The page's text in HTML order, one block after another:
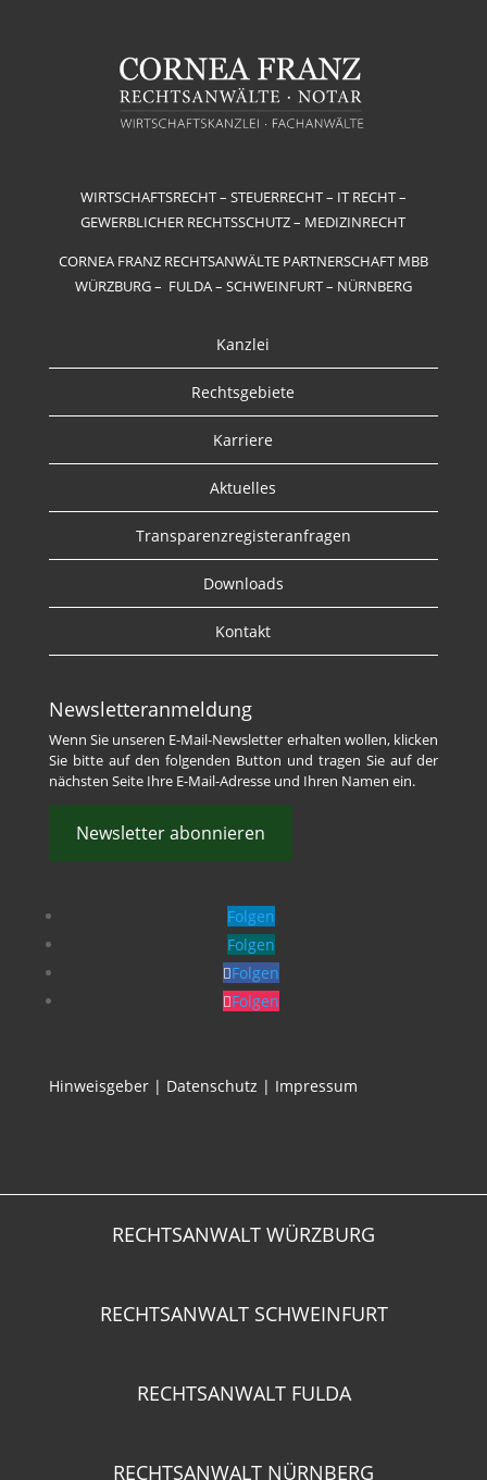
WIRTSCHAFTSRECHT – STEUERRECHT – IT RECHT –
GEWERBLICHER RECHTSSCHUTZ – MEDIZINRECHT
CORNEA FRANZ RECHTSANWÄLTE PARTNERSCHAFT MBB
WÜRZBURG – FULDA – SCHWEINFURT – NÜRNBERG
Kanzlei
Rechtsgebiete
Karriere
Aktuelles
Transparenzregisteranfragen
Downloads
Kontakt
Newsletteranmeldung
Wenn Sie unseren E-Mail-Newsletter erhalten wollen, klicken
Sie bitte auf den folgenden Button und tragen Sie auf der
nächsten Seite Ihre E-Mail-Adresse und Ihren Namen ein.
Newsletter abonnieren
Folgen
Folgen
Folgen
Folgen
Hinweisgeber| Datenschutz | Impressum
RECHTSANWALT WÜRZBURG
RECHTSANWALT SCHWEINFURT
RECHTSANWALT FULDA
RECHTSANWALT NÜRNBERG